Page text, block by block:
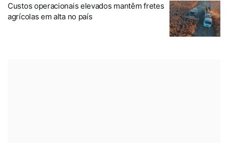
Custos operacionais elevados mantêm fretes
agrícolas em alta no país